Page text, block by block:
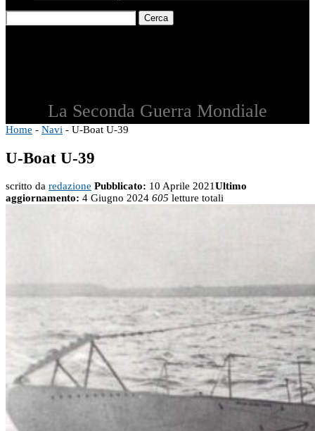
Cerca
La Seconda Guerra Mondiale
Home - Navi - U-Boat U-39
U-Boat U-39
scritto da redazione Pubblicato: 10 Aprile 2021Ultimo
aggiornamento: 4 Giugno 2024 605 letture totali